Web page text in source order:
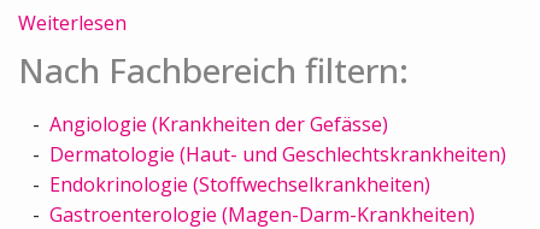
Weiterlesen
Nach Fachbereich filtern:
Angiologie (Krankheiten der Gefässe)
Dermatologie (Haut- und Geschlechtskrankheiten)
Endokrinologie (Stoffwechselkrankheiten)
Gastroenterologie (Magen-Darm-Krankheiten)